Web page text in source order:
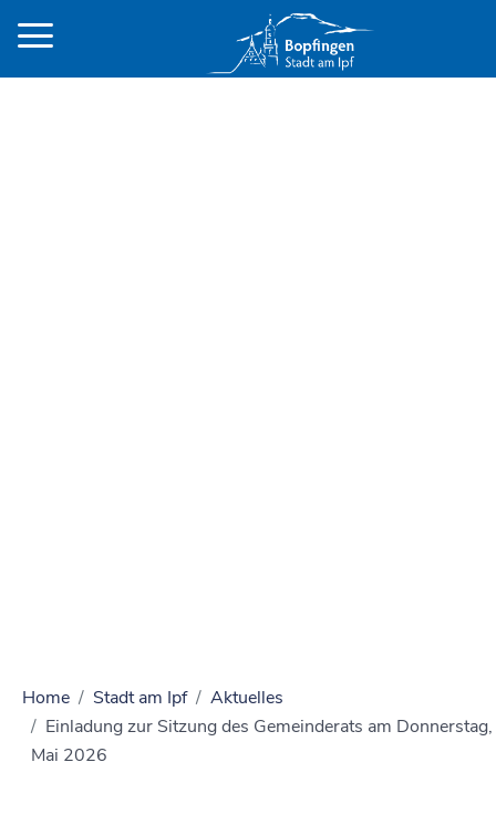
Home Stadt am Ipf
Aktuelles
Einladung zur Sitzung des Gemeinderats am
Mai 2026